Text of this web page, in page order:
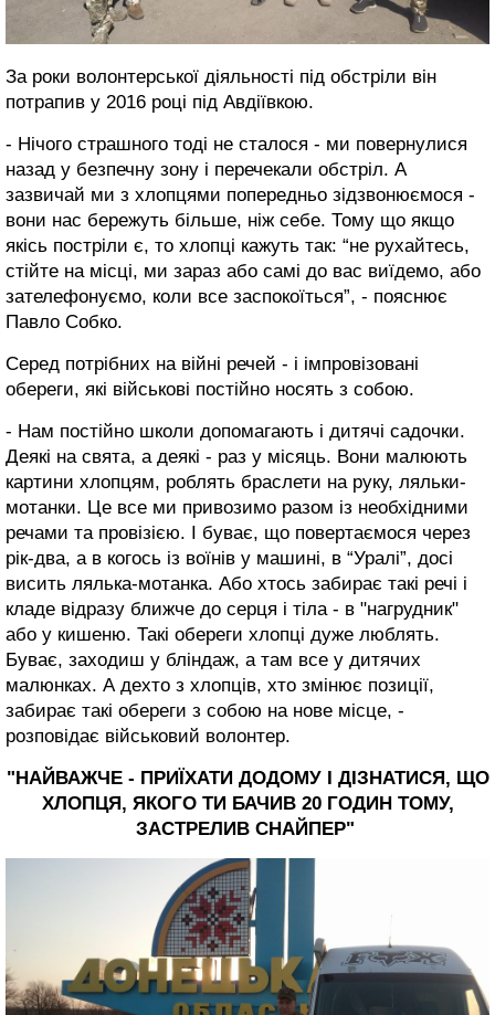
За роки волонтерської діяльності під обстріли він
потрапив у 2016 році під Авдіївкою.
- Нічого страшного тоді не сталося - ми повернулися
назад у безпечну зону і перечекали обстріл. А
зазвичай ми з хлопцями попередньо зідзвонюємося -
вони нас бережуть більше, ніж себе. Тому що якщо
якісь постріли є, то хлопці кажуть так: “не рухайтесь,
стійте на місці, ми зараз або самі до вас виїдемо, або
зателефонуємо, коли все заспокоїться”, - пояснює
Павло Собко.
Серед потрібних на війні речей - і імпровізовані
обереги, які військові постійно носять з собою.
- Нам постійно школи допомагають і дитячі садочки.
Деякі на свята, а деякі - раз у місяць. Вони малюють
картини хлопцям, роблять браслети на руку, ляльки-
мотанки. Це все ми привозимо разом із необхідними
речами та провізією. І буває, що повертаємося через
рік-два, а в когось із воїнів у машині, в “Уралі”, досі
висить лялька-мотанка. Або хтось забирає такі речі і
кладе відразу ближче до серця і тіла - в "нагрудник"
або у кишеню. Такі обереги хлопці дуже люблять.
Буває, заходиш у бліндаж, а там все у дитячих
малюнках. А дехто з хлопців, хто змінює позиції,
забирає такі обереги з собою на нове місце, -
розповідає військовий волонтер.
"НАЙВАЖЧЕ - ПРИЇХАТИ ДОДОМУ І ДІЗНАТИСЯ, ЩО
ХЛОПЦЯ, ЯКОГО ТИ БАЧИВ 20 ГОДИН ТОМУ,
ЗАСТРЕЛИВ СНАЙПЕР"